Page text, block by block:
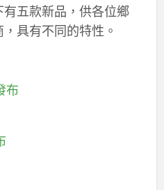
五款新品，供各位鄉
具有不同的特性。
布